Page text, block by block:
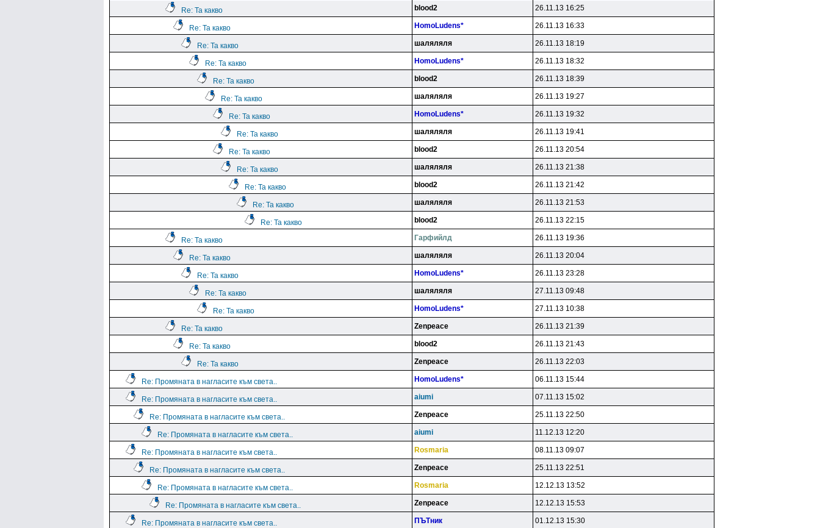
Re: Та какво blood2 26.11.13 16:25
Re: Та какво HomoLudens* 26.11.13 16:33
Re: Та какво шаляляля 26.11.13 18:19
Re: Та какво HomoLudens* 26.11.13 18:32
Re: Та какво blood2 26.11.13 18:39
Re: Та какво шаляляля 26.11.13 19:27
Re: Та какво HomoLudens* 26.11.13 19:32
Re: Та какво шаляляля 26.11.13 19:41
Re: Та какво blood2 26.11.13 20:54
Re: Та какво шаляляля 26.11.13 21:38
Re: Та какво blood2 26.11.13 21:42
Re: Та какво шаляляля 26.11.13 21:53
Re: Та какво blood2 26.11.13 22:15
Re: Та какво Гарфийлд 26.11.13 19:36
Re: Та какво шаляляля 26.11.13 20:04
Re: Та какво HomoLudens* 26.11.13 23:28
Re: Та какво шаляляля 27.11.13 09:48
Re: Та какво HomoLudens* 27.11.13 10:38
Re: Та какво Zenpeace 26.11.13 21:39
Re: Та какво blood2 26.11.13 21:43
Re: Та какво Zenpeace 26.11.13 22:03
Re: Промяната в нагласите към света.. HomoLudens* 06.11.13 15:44
Re: Промяната в нагласите към света.. aiumi 07.11.13 15:02
Re: Промяната в нагласите към света.. Zenpeace 25.11.13 22:50
Re: Промяната в нагласите към света.. aiumi 11.12.13 12:20
Re: Промяната в нагласите към света.. Rosmaria 08.11.13 09:07
Re: Промяната в нагласите към света.. Zenpeace 25.11.13 22:51
Re: Промяната в нагласите към света.. Rosmaria 12.12.13 13:52
Re: Промяната в нагласите към света.. Zenpeace 12.12.13 15:53
Re: Промяната в нагласите към света.. ПЪТник 01.12.13 15:30